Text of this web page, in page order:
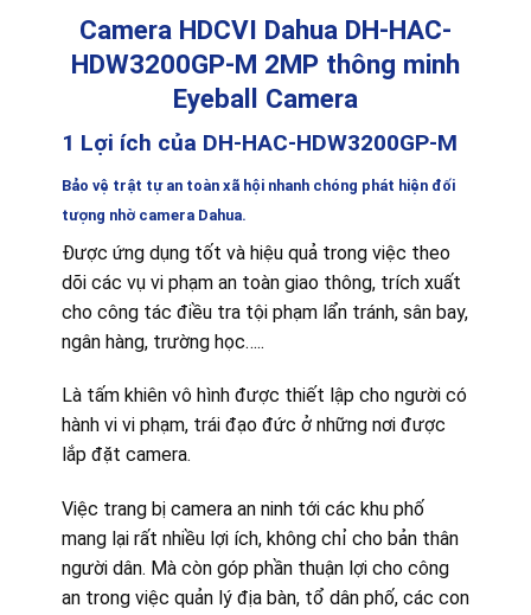
Camera HDCVI Dahua DH-HAC-
HDW3200GP-M 2MP thông minh
Eyeball Camera
1 Lợi ích của DH-HAC-HDW3200GP-M
Bảo vệ trật tự an toàn xã hội nhanh chóng phát hiện đối
tượng nhờ camera Dahua.
Được ứng dụng tốt và hiệu quả trong việc theo
dõi các vụ vi phạm an toàn giao thông, trích xuất
cho công tác điều tra tội phạm lẩn tránh, sân bay,
ngân hàng, trường học…..
Là tấm khiên vô hình được thiết lập cho người có
hành vi vi phạm, trái đạo đức ở những nơi được
lắp đặt camera.
Việc trang bị camera an ninh tới các khu phố
mang lại rất nhiều lợi ích, không chỉ cho bản thân
người dân. Mà còn góp phần thuận lợi cho công
an trong việc quản lý địa bàn, tổ dân phố, các con